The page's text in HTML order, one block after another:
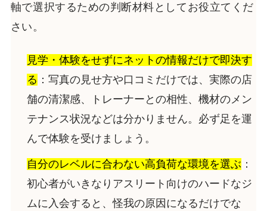
軸で選択するための判断材料としてお役立てくだ
さい。
見学・体験をせずにネットの情報だけで即決す
る ：写真の見せ方や口コミだけでは、実際の店
舗の清潔感、トレーナーとの相性、機材のメン
テナンス状況などは分かりません。必ず足を運
んで体験を受けましょう。
自分のレベルに合わない高負荷な環境を選ぶ ：
初心者がいきなりアスリート向けのハードなジ
ムに入会すると、怪我の原因になるだけでな